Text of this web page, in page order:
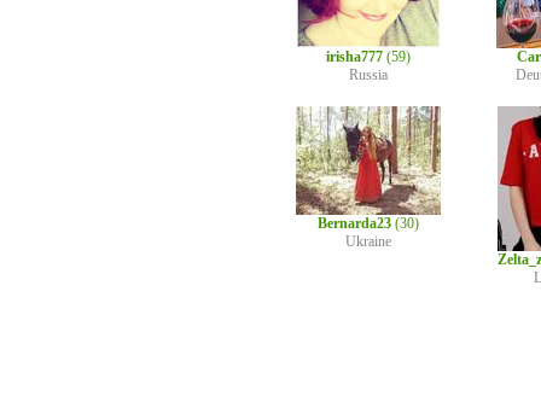
irisha777 (59)
Russia
Bernarda23 (30)
Ukraine